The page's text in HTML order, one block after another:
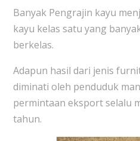
Banyak Pengrajin kayu
kayu kelas satu yang
berkelas.
Adapun hasil dari jenis
diminati oleh penduduk
permintaan eksport selalu
tahun.